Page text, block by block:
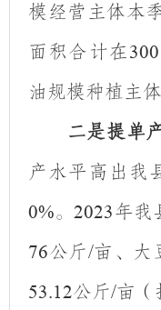
模经营主体本
面积合计在300
油规模种植主
二是提单产
产水平高出我
0%。2023年我
76公斤/亩、大
53.12公斤/亩（